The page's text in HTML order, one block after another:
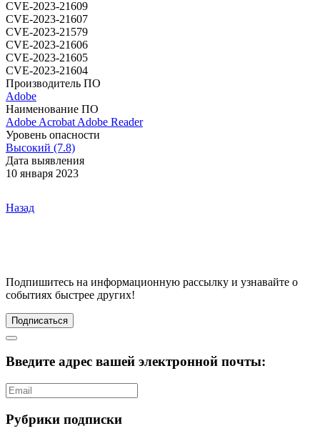
CVE-2023-21609
CVE-2023-21607
CVE-2023-21579
CVE-2023-21606
CVE-2023-21605
CVE-2023-21604
Производитель ПО
Adobe
Наименование ПО
Adobe Acrobat Adobe Reader
Уровень опасности
Высокий (7.8)
Дата выявления
10 января 2023
Назад
Подпишитесь на информационную рассылку и узнавайте о
событиях быстрее других!
Подписаться
Введите адрес вашей электронной почты:
Рубрики подписки